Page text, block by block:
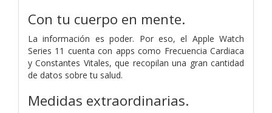
Con tu cuerpo en mente.
La información es poder. Por eso, el Apple Watch
Series 11 cuenta con apps como Frecuencia Cardiaca
y Constantes Vitales, que recopilan una gran cantidad
de datos sobre tu salud.
Medidas extraordinarias.